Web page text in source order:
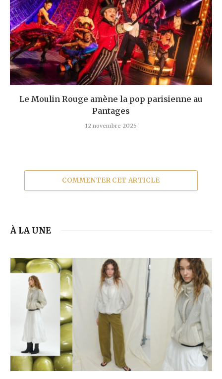
Le Moulin Rouge amène la pop parisienne au
Pantages
12 novembre 2025
COMMENTER CET ARTICLE
À LA UNE